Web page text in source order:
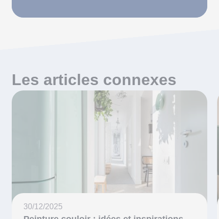
Les articles connexes
30/12/2025